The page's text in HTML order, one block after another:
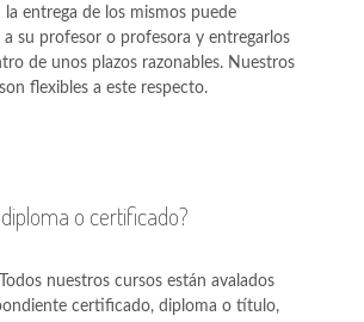
la entrega de los mismos puede
a su profesor o profesora y entregarlos
de unos plazos razonables. Nuestros
flexibles a este respecto.
o certificado?
nuestros cursos están avalados
certificado, diploma o título,